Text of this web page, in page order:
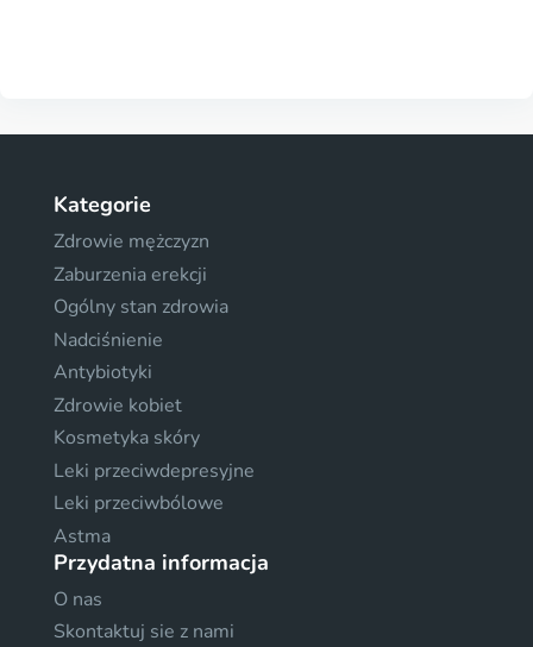
Kategorie
Zdrowie mężczyzn
Zaburzenia erekcji
Ogólny stan zdrowia
Nadciśnienie
Antybiotyki
Zdrowie kobiet
Kosmetyka skóry
Leki przeciwdepresyjne
Leki przeciwbólowe
Astma
Przydatna informacja
O nas
Skontaktuj sie z nami